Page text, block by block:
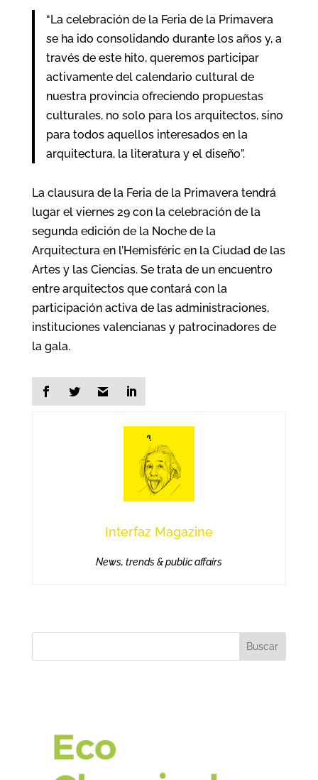
“La celebración de la Feria de la Primavera
se ha ido consolidando durante los años y, a
través de este hito, queremos participar
activamente del calendario cultural de
nuestra provincia ofreciendo propuestas
culturales, no solo para los arquitectos, sino
para todos aquellos interesados en la
arquitectura, la literatura y el diseño”.
La clausura de la Feria de la Primavera tendrá
lugar el viernes 29 con la celebración de la
segunda edición de la Noche de la
Arquitectura en l’Hemisféric en la Ciudad de las
Artes y las Ciencias. Se trata de un encuentro
entre arquitectos que contará con la
participación activa de las administraciones,
instituciones valencianas y patrocinadores de
la gala.
Interfaz Magazine
News, trends & public affairs
Buscar